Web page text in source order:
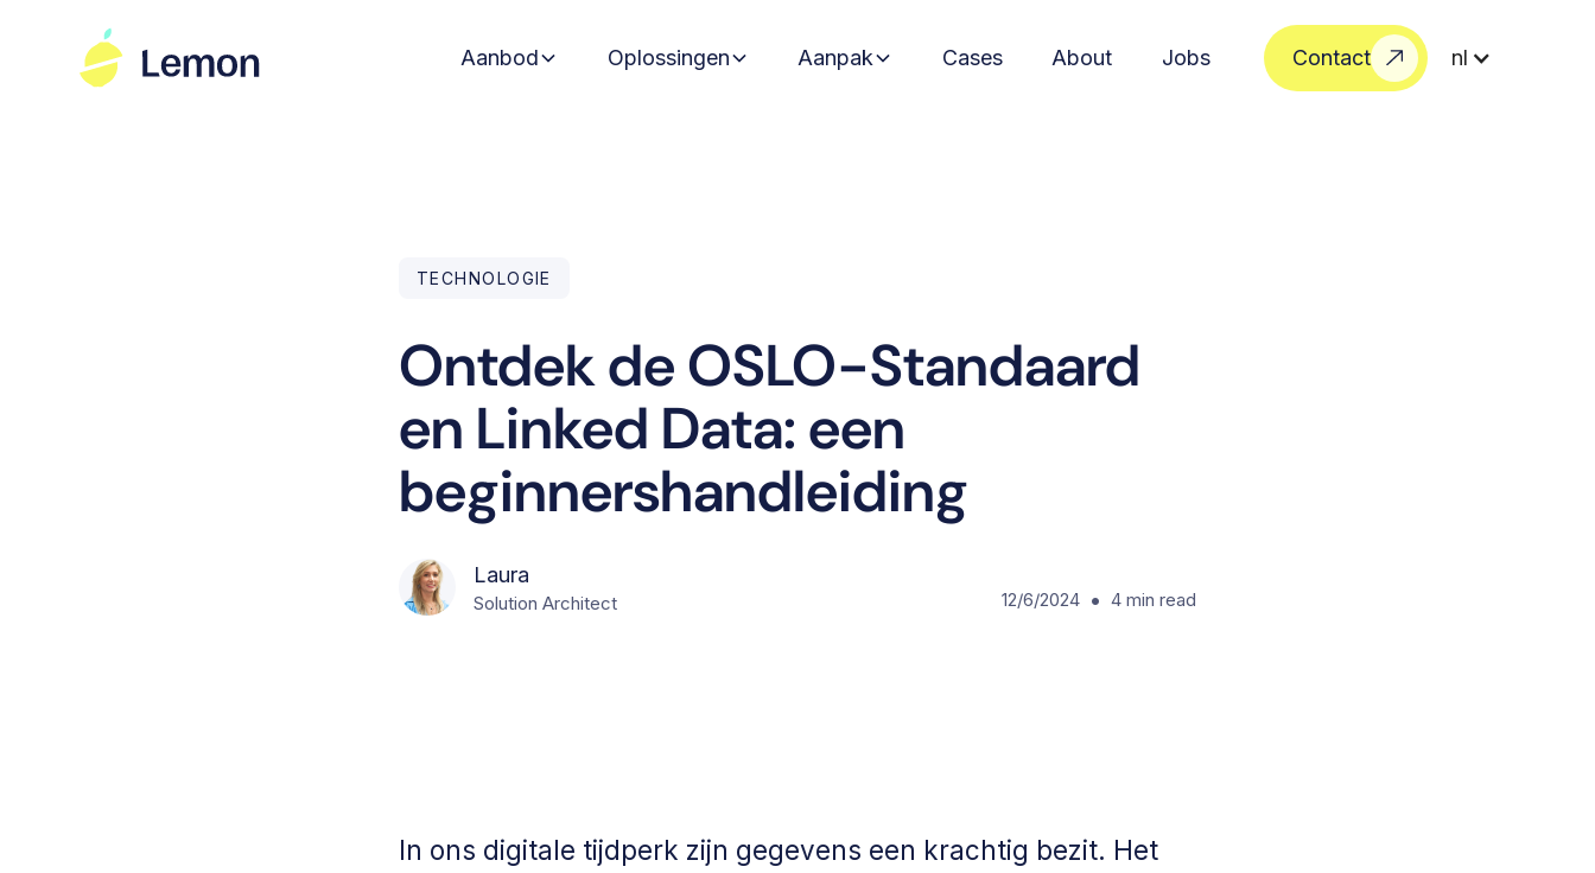
Aanbod Oplossingen Aanpak Cases About Jobs Contact nl
TECHNOLOGIE
Ontdek de OSLO-Standaard
en Linked Data: een
beginnershandleiding
Laura
Solution Architect 12/6/2024 • 4 min read
In ons digitale tijdperk zijn gegevens een krachtig bezit. Het